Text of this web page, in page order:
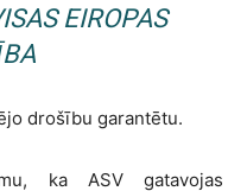
EIROPAS
drošību garantētu.
ka ASV gatavojas